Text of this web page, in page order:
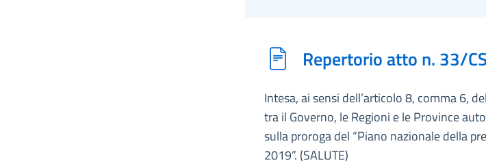
Repertorio atto n. 33/
Intesa, ai sensi dell’articolo 8, comma 6,
tra il Governo, le Regioni e le Province
sulla proroga del “Piano nazionale della
2019”. (SALUTE)